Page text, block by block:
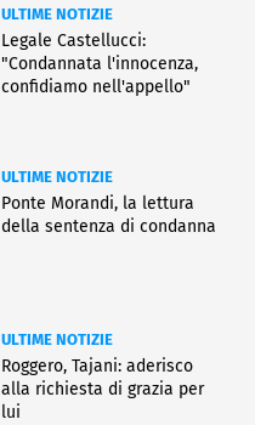
ULTIME NOTIZIE
Legale Castellucci:
"Condannata l'innocenza,
confidiamo nell'appello"
ULTIME NOTIZIE
Ponte Morandi, la lettura
della sentenza di condanna
ULTIME NOTIZIE
Roggero, Tajani: aderisco
alla richiesta di grazia per
lui